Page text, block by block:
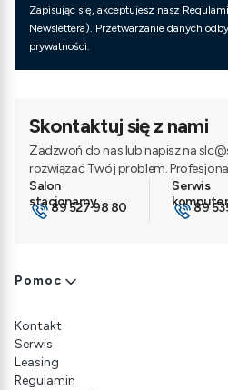
Zapisując się, akceptujesz nasz
Newslettera). Przetwarzanie danych
prywatności.
Skontaktuj się z nami
Zadzwoń do nas lub napisz na
rozwiązać Twój problem.
89 527 98 80 89
Linki w stopce
Pomoc
Kontakt
Serwis
Leasing
Regulamin